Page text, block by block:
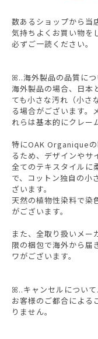
数あるショップから当
気持ちよくお買い物を
必ずご一読ください。
ꕤ..海外製品の品質に
海外製品の場合、日本
ても小さな汚れ（小さ
る場合がございます。
れらは基本的にクレー
特にOAK Organique
るため、デザインやサ
全てのテキスタイルに
で、コットン独自の小
ざいます。
天然の植物性染料で染
がございます。
また、全取り扱いメー
限の梱包で海外から届
ワがございます。
ꕤ..キャンセルについ
お客様のご都合による
りません。